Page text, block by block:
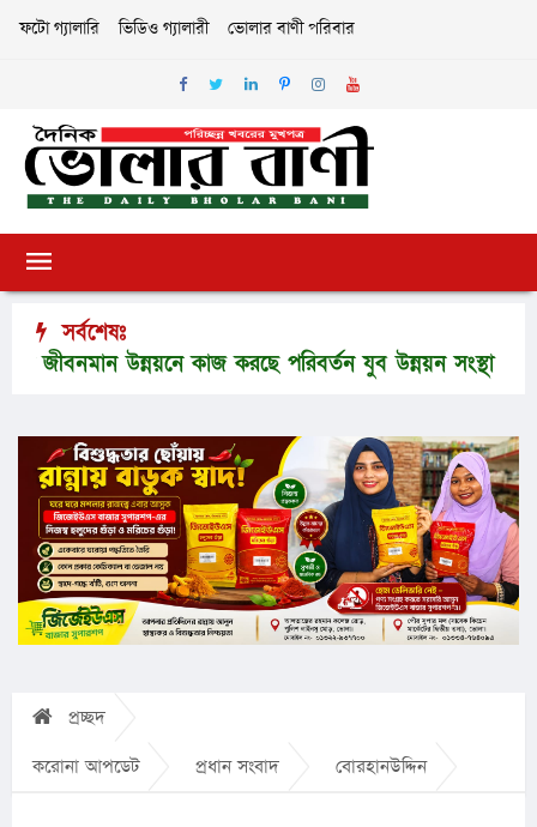
ফটো গ্যালারি ভিডিও গ্যালারী ভোলার বাণী পরিবার
সর্বশেষঃ
উন্নয়নে কাজ করছে পরিবর্তন যুব উন্নয়ন সংস্থা
প্রচ্ছদ
করোনা আপডেট
প্রধান সংবাদ বোরহানউদ্দিন